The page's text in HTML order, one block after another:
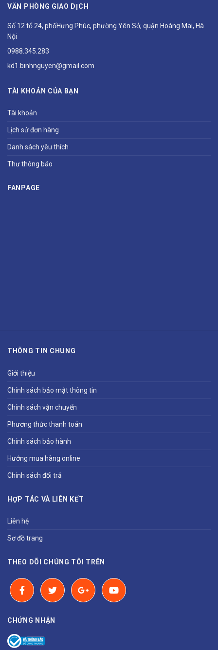
VĂN PHÒNG GIAO DỊCH
Số 12 tổ 24, phốHưng Phúc, phường Yên Sở, quận Hoàng Mai, Hà
Nội
0988.345.283
kd1.binhnguyen@gmail.com
TÀI KHOẢN CỦA BẠN
Tài khoản
Lịch sử đơn hàng
Danh sách yêu thích
Thư thông báo
FANPAGE
THÔNG TIN CHUNG
Giới thiệu
Chính sách bảo mật thông tin
Chính sách vận chuyển
Phương thức thanh toán
Chính sách bảo hành
Hướng mua hàng online
Chính sách đổi trả
HỢP TÁC VÀ LIÊN KẾT
Liên hệ
Sơ đồ trang
THEO DÕI CHÚNG TÔI TRÊN
CHỨNG NHẬN